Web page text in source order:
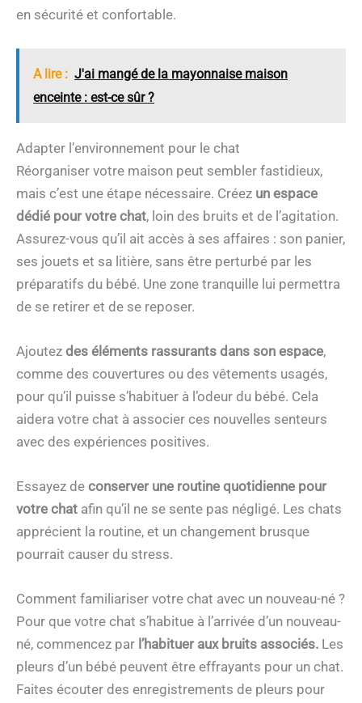
en sécurité et confortable.
A lire : J'ai mangé de la mayonnaise maison
enceinte : est-ce sûr ?
Adapter l’environnement pour le chat
Réorganiser votre maison peut sembler fastidieux,
mais c’est une étape nécessaire. Créez un espace
dédié pour votre chat, loin des bruits et de l’agitation.
Assurez-vous qu’il ait accès à ses affaires : son panier,
ses jouets et sa litière, sans être perturbé par les
préparatifs du bébé. Une zone tranquille lui permettra
de se retirer et de se reposer.
Ajoutez des éléments rassurants dans son espace,
comme des couvertures ou des vêtements usagés,
pour qu’il puisse s’habituer à l’odeur du bébé. Cela
aidera votre chat à associer ces nouvelles senteurs
avec des expériences positives.
Essayez de conserver une routine quotidienne pour
votre chat afin qu’il ne se sente pas négligé. Les chats
apprécient la routine, et un changement brusque
pourrait causer du stress.
Comment familiariser votre chat avec un nouveau-né ?
Pour que votre chat s’habitue à l’arrivée d’un nouveau-
né, commencez par l’habituer aux bruits associés. Les
pleurs d’un bébé peuvent être effrayants pour un chat.
Faites écouter des enregistrements de pleurs pour